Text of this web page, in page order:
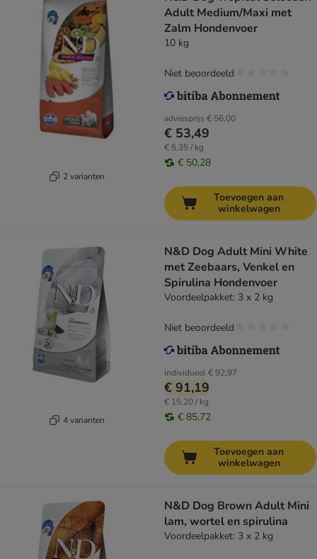
2 varianten
Adult Medium/Maxi met
Zalm Hondenvoer
10 kg
adviesprijs € 56,00
€ 53,49
€ 5,35 / kg
€ 50,28
Niet beoordeeld
Toevoegen aan
winkelwagen
4 varianten
N&D Dog Adult Mini White
met Zeebaars, Venkel en
Spirulina Hondenvoer
Voordeelpakket: 3 x 2 kg
individueel€ 92,97
€ 91,19
€ 15,20 / kg
€ 85,72
Niet beoordeeld
Toevoegen aan
winkelwagen
N&D Dog Brown Adult Mini
lam, wortel en spirulina
Voordeelpakket: 3 x 2 kg